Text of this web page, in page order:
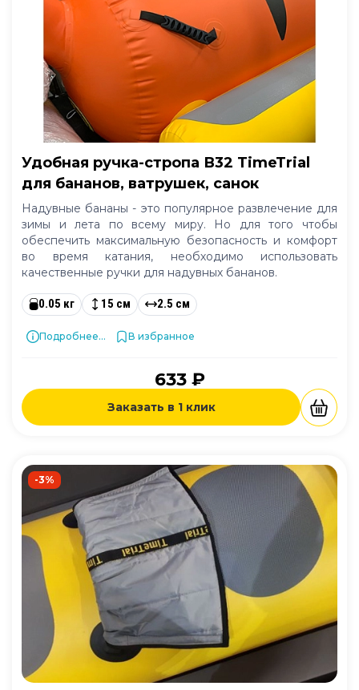
Удобная ручка-стропа В32 TimeTrial
для бананов, ватрушек, санок
Надувные бананы - это популярное развлечение для
зимы и лета по всему миру. Но для того чтобы
обеспечить максимальную безопасность и комфорт
во время катания, необходимо использовать
качественные ручки для надувных бананов.
0.05 кг 15 см 2.5 см
Подробнее... В избранное
633 ₽
Заказать в 1 клик
-3%